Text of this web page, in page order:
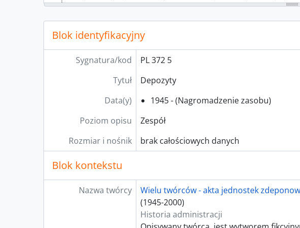
[Podzespół] 8-0 - Niezależne Zrzeszenie Studentów
[Podzespół] 9-0 - NSZZ Solidarność Pracowników
[Podzespół] 10-0 - Polskie Towarzystwo Socjologiczne -
Blok identyfikacyjny
Sygnatura/kod
PL 372 5
Tytuł
Depozyty
Data(y)
1945 - (Nagromadzenie zasobu)
Poziom opisu
Zespół
Rozmiar i nośnik
brak całościowych danych
Blok kontekstu
Nazwa twórcy
Wielu twórców - akta jednostek
(1945-2000)
Historia administracji